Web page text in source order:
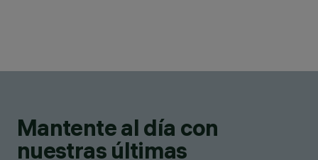
Mantente al día con
nuestras últimas